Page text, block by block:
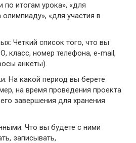
по итогам урока», «для
олимпиаду», «для участия в
Четкий список того, что вы
класс, номер телефона, e-mail,
анкеты).
На какой период вы берете
на время проведения проекта
завершения для хранения
Что вы будете с ними
записывать,